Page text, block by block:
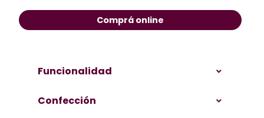
Comprá online
Funcionalidad
Confección